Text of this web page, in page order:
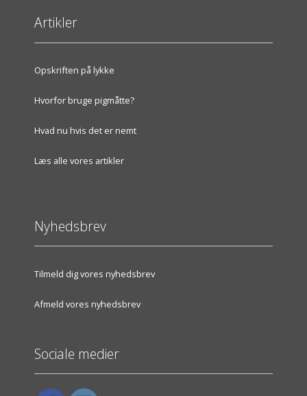
Artikler
Opskriften på lykke
Hvorfor bruge pigmåtte?
Hvad nu hvis det er nemt
Læs alle vores artikler
Nyhedsbrev
Tilmeld dig vores nyhedsbrev
Afmeld vores nyhedsbrev
Sociale medier